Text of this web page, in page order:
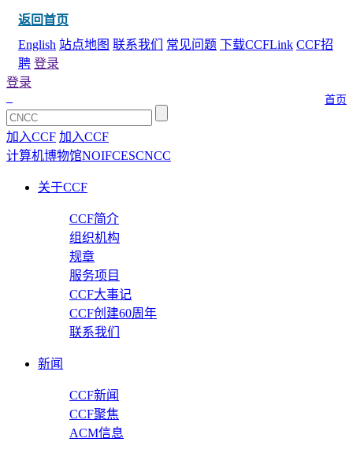
返回首页
English 站点地图 联系我们 常见问题 下载CCFLink CCF招
聘 登录
首页
登录
加入CCF 加入CCF
计算机博物馆NOIFCESCNCC
关于CCF
CCF简介
组织机构
规章
服务项目
CCF大事记
CCF创建60周年
联系我们
新闻
CCF新闻
CCF聚焦
ACM信息